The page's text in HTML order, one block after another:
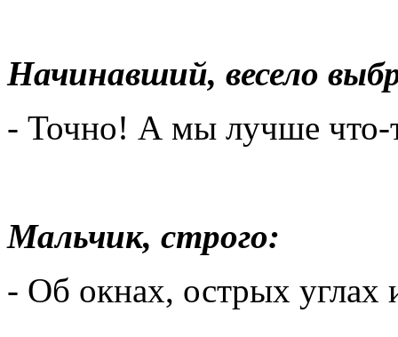
Начинавший, весело
- Точно! А мы лучше что-
Мальчик, строго:
- Об окнах, острых